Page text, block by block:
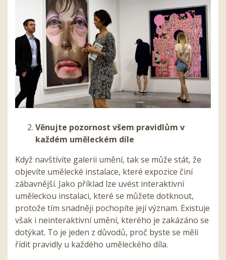
Věnujte pozornost všem pravidlům v
každém uměleckém díle
Když navštívíte galerii umění, tak se může stát, že
objevíte umělecké instalace, které expozice činí
zábavnější. Jako příklad lze uvést interaktivní
uměleckou instalaci, které se můžete dotknout,
protože tím snadněji pochopíte její význam. Existuje
však i neinteraktivní umění, kterého je zakázáno se
dotýkat. To je jeden z důvodů, proč byste se měli
řídit pravidly u každého uměleckého díla.